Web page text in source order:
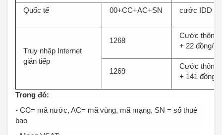
Quốc tế 00+CC+AC+SN cước IDD
Truy nhập Internet
gián tiếp
1268
Cước thông
+ 22 đồng/
1269
Cước thông
+ 141 đồng/
Trong đó:
- CC= mã nước, AC= mã vùng, mã mạng, SN = số thuê
bao